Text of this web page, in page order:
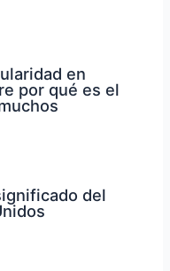
en
por qué es el
del